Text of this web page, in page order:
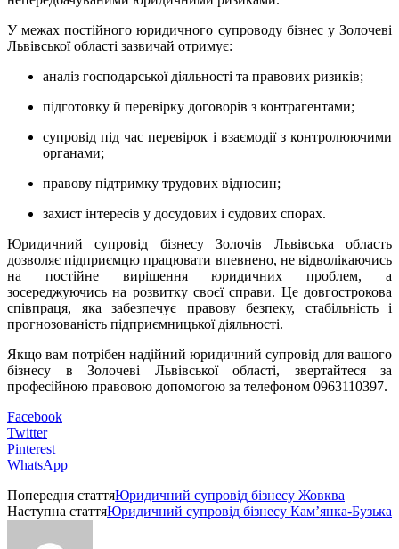
У межах постійного юридичного супроводу бізнес у Золочеві
Львівської області зазвичай отримує:
аналіз господарської діяльності та правових ризиків;
підготовку й перевірку договорів з контрагентами;
супровід під час перевірок і взаємодії з контролюючими
органами;
правову підтримку трудових відносин;
захист інтересів у досудових і судових спорах.
Юридичний супровід бізнесу Золочів Львівська область
дозволяє підприємцю працювати впевнено, не відволікаючись
на постійне вирішення юридичних проблем, а
зосереджуючись на розвитку своєї справи. Це довгострокова
співпраця, яка забезпечує правову безпеку, стабільність і
прогнозованість підприємницької діяльності.
Якщо вам потрібен надійний юридичний супровід для вашого
бізнесу в Золочеві Львівської області, звертайтеся за
професійною правовою допомогою за телефоном 0963110397.
Facebook
Twitter
Pinterest
WhatsApp
Попередня статтяЮридичний супровід бізнесу Жовква
Наступна статтяЮридичний супровід бізнесу Кам’янка-Бузька